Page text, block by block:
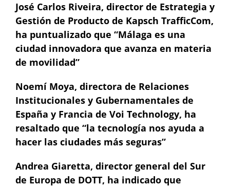
José Carlos Riveira, director de Estrategia y
Gestión de Producto de Kapsch TrafficCom,
ha puntualizado que “Málaga es una
ciudad innovadora que avanza en materia
de movilidad”
Noemí Moya, directora de Relaciones
Institucionales y Gubernamentales de
España y Francia de Voi Technology, ha
resaltado que “la tecnología nos ayuda a
hacer las ciudades más seguras”
Andrea Giaretta, director general del Sur
de Europa de DOTT, ha indicado que